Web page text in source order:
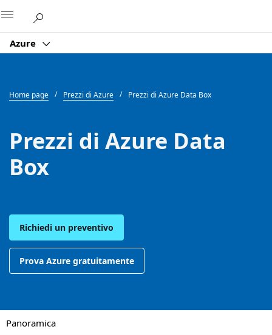
Azure
Home page Prezzi di Azure Prezzi di Azure Data Box
Prezzi di Azure Data
Box
Richiedi un preventivo
Prova Azure gratuitamente
Panoramica